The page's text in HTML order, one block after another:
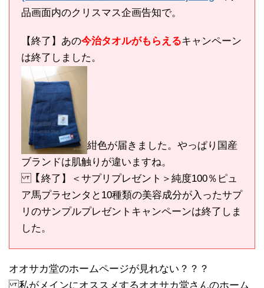
品画面内のクリスマス企画告知で。
【終了】あの今治タオルがもらえるキャンペーン
は終了しました。
紺色が届きました。やっぱり国産
ブランドは肌触りが違いますね。
【終了】＜サプリプレゼント＞純度100％ピュ
ア馬プラセンタと10種類の美容成分が入ったサプ
リのサンプルプレゼントキャンペーンは終了しま
した。
オオサカ堂のホームページが見れない？？？
私がメインにオススメするオオサカ堂さんのホーム